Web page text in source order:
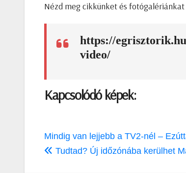
Nézd meg cikkünket és
https://
video/
Kapcsolódó képek:
Bejegyzés
navigáció
Mindig van lejjebb a TV2-nél –
Tudtad? Új időzónába kerülhet